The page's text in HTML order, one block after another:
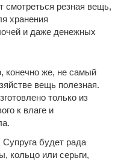
смотреться резная вещь,
хранения
и даже денежных
конечно же, не самый
вещь полезная.
только из
к влаге и
будет рада
кольцо или серьги,